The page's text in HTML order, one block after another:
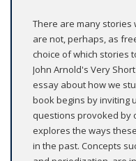
There are many stories
are not, perhaps, as
choice of which stories
John Arnold's Very
essay about how we
book begins by inviting
questions provoked by
explores the ways
in the past. Concepts